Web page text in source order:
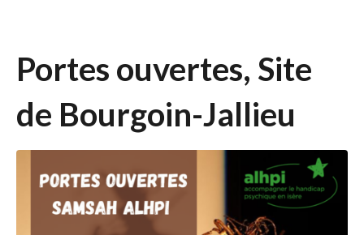
Portes ouvertes, Site
de Bourgoin-Jallieu